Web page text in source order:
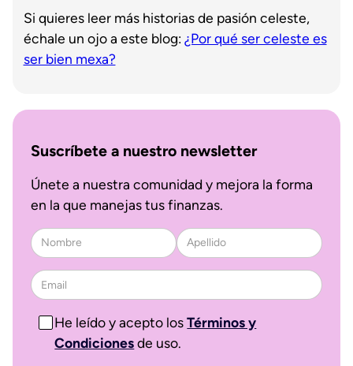
Si quieres leer más historias de pasión celeste,
échale un ojo a este blog: ¿Por qué ser celeste es
ser bien mexa?
Suscríbete a nuestro newsletter
Únete a nuestra comunidad y mejora la forma
en la que manejas tus finanzas.
He leído y acepto losTérminos y
Condicionesde uso.